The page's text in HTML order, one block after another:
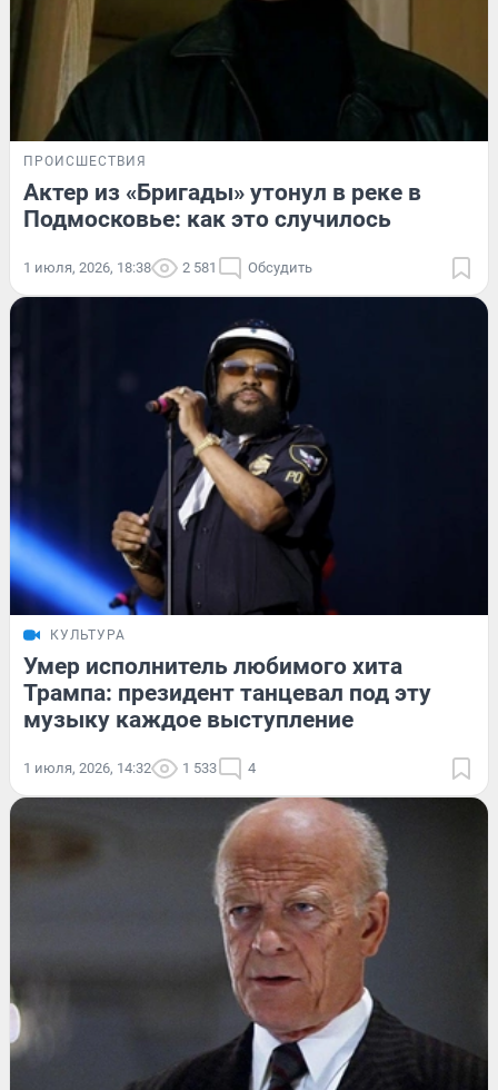
ПРОИСШЕСТВИЯ
Актер из «Бригады» утонул в реке в
Подмосковье: как это случилось
1 июля, 2026, 18:38 2 581 Обсудить
КУЛЬТУРА
Умер исполнитель любимого хита
Трампа: президент танцевал под эту
музыку каждое выступление
1 июля, 2026, 14:32 1 533 4